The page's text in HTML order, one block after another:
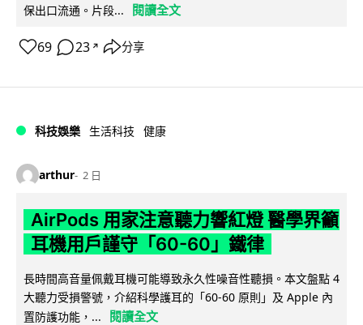
保出口流通。片段...
閱讀全文
69 23 ↗ 分享
科技娛樂 生活科技 健康
arthur 2 日
AirPods 用家注意聽力響紅燈 醫學界籲
耳機用戶謹守「60-60」鐵律
長時間高音量佩戴耳機可能導致永久性噪音性聽損。本文盤點 4
大聽力受損警號，介紹科學護耳的「60-60 原則」及 Apple 內
置防護功能，...
閱讀全文